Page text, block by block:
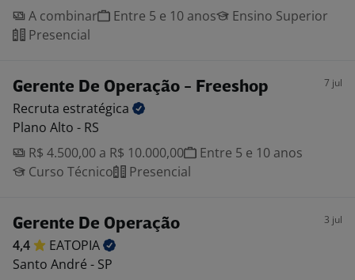
A combinar
Entre 5 e 10 anos
Ensino Superior
Presencial
Gerente De Operação - Freeshop 7 jul
Recruta estratégica
Plano Alto - RS
R$ 4.500,00 a R$ 10.000,00
Entre 5 e 10 anos
Curso Técnico
Presencial
Gerente De Operação 3 jul
4,4
EATOPIA
Santo André - SP